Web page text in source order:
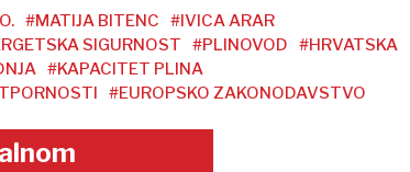
#MATIJA BITENC
#IVICA ARAR
SIGURNOST #PLINOVOD
#HRVATSKA
#KAPACITET PLINA
#EUROPSKO ZAKONODAVSTVO